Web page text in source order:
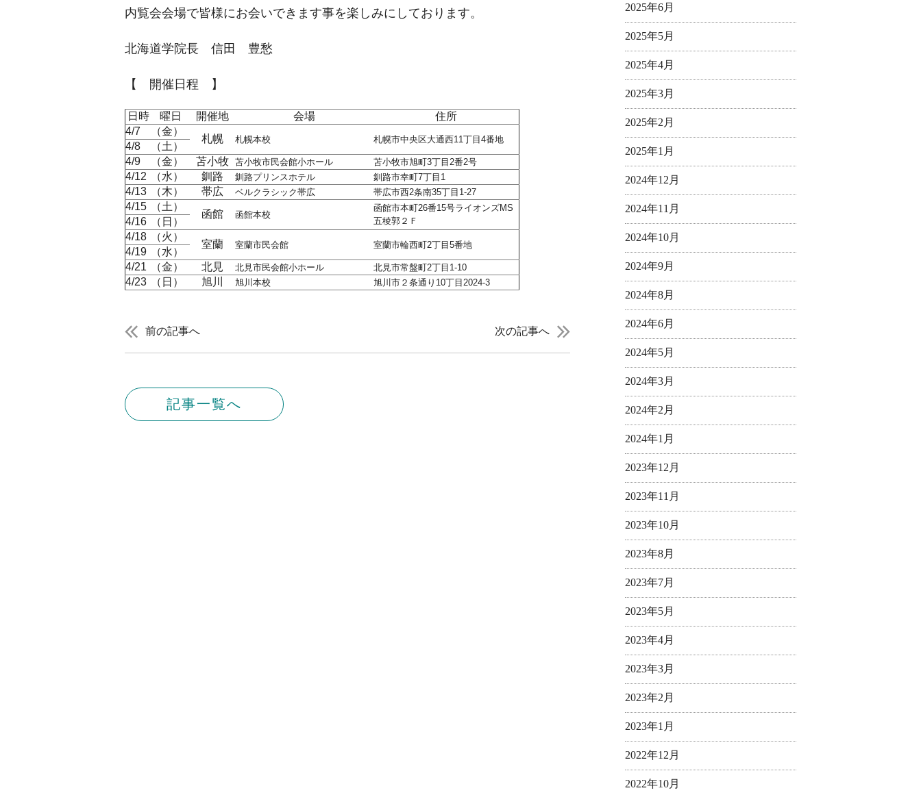
内覧会会場で皆様にお会いできます事を楽しみにしております。
北海道学院長 信田 豊愁
【 開催日程 】
日時 曜日 開催地 会場
住所
4/7
（金）
札幌 札幌本校 札幌市中央区大通西11丁目4番地
4/8
（土）
4/9
（金） 苫小牧 苫小牧市民会館小ホール 苫小牧市旭町3丁目2番2号
4/12 （水） 釧路 釧路プリンスホテル 釧路市幸町7丁目1
4/13 （木） 帯広 ベルクラシック帯広 帯広市西2条南35丁目1-27
4/15 （土）
函館 函館本校
函館市本町26番15号ライオンズMS
五稜郭２Ｆ
4/16
（日）
4/18
（火）
室蘭 室蘭市民会館 室蘭市輪西町2丁目5番地
4/19
（水）
4/21
（金） 北見 北見市民会館小ホール 北見市常盤町2丁目1-10
4/23 （日） 旭川 旭川本校 旭川市２条通り10丁目2024-3
前の記事へ 次の記事へ
記事一覧へ
2025年6月
2025年5月
2025年4月
2025年3月
2025年2月
2025年1月
2024年12月
2024年11月
2024年10月
2024年9月
2024年8月
2024年6月
2024年5月
2024年3月
2024年2月
2024年1月
2023年12月
2023年11月
2023年10月
2023年8月
2023年7月
2023年5月
2023年4月
2023年3月
2023年2月
2023年1月
2022年12月
2022年10月